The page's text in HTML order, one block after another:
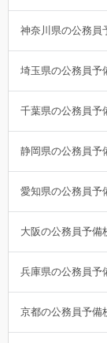
神奈川県の公務
埼玉県の公務員
千葉県の公務員
静岡県の公務員
愛知県の公務員
大阪の公務員予
兵庫県の公務員
京都の公務員予